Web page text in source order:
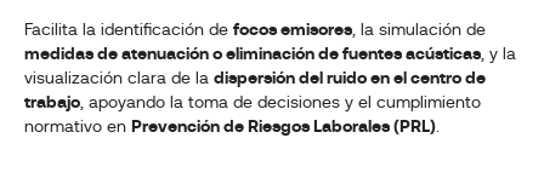
Facilita la identificación de focos emisores, la simulación de
medidas de atenuación o eliminación de fuentes acústicas, y la
visualización clara de la dispersión del ruido en el centro de
trabajo, apoyando la toma de decisiones y el cumplimiento
normativo en Prevención de Riesgos Laborales (PRL).